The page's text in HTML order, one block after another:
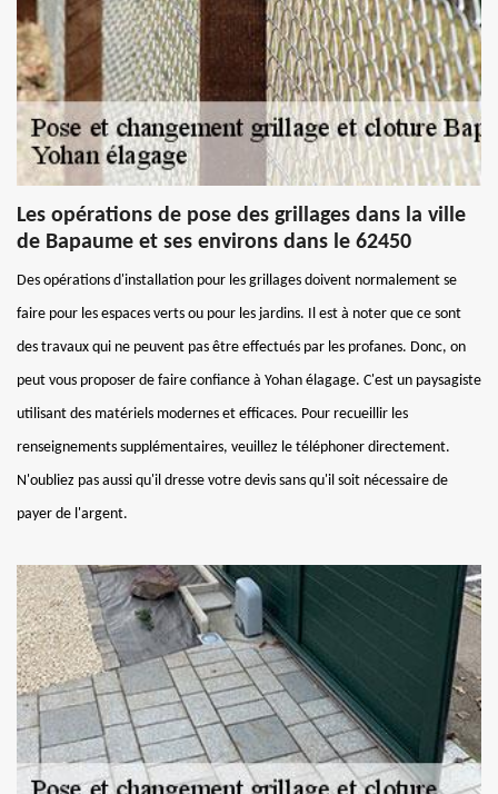
Les opérations de pose des grillages dans la ville
de Bapaume et ses environs dans le 62450
Des opérations d'installation pour les grillages doivent normalement se
faire pour les espaces verts ou pour les jardins. Il est à noter que ce sont
des travaux qui ne peuvent pas être effectués par les profanes. Donc, on
peut vous proposer de faire confiance à Yohan élagage. C'est un paysagiste
utilisant des matériels modernes et efficaces. Pour recueillir les
renseignements supplémentaires, veuillez le téléphoner directement.
N'oubliez pas aussi qu'il dresse votre devis sans qu'il soit nécessaire de
payer de l'argent.